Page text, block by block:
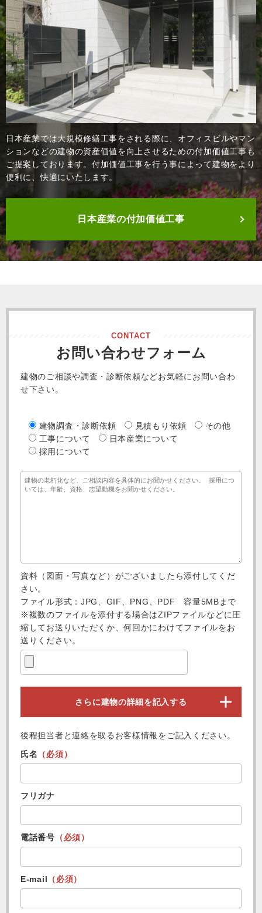
日本産業では大規模修繕工事をされる際に、オフィスビルやマン
ションなどの建物の資産価値を向上させるための付加価値工事も
ご提案しております。付加価値工事を行う事によって建物をより
便利に、快適にいたします。
日本産業の付加価値工事
CONTACT
お問い合わせフォーム
建物のご相談や調査・診断依頼などお気軽にお問い合わ
せ下さい。
建物調査・診断依頼 見積もり依頼
その他
工事について
日本産業について
採用について
資料（図面・写真など）がございましたら添付してくだ
さい。
ファイル形式：JPG、GIF、PNG、PDF 容量5MBまで
※複数のファイルを添付する場合はZIPファイルなどに圧
縮してお送りいただくか、何回かにわけてファイルをお
送りください。
さらに建物の詳細を記入する
後程担当者と連絡を取るお客様情報をご記入ください。
氏名 （必須）
フリガナ
電話番号 （必須）
E-mail （必須）